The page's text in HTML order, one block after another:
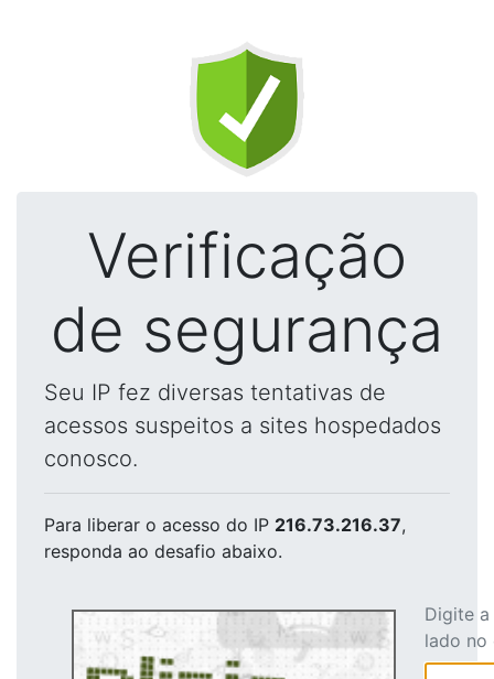
Verificação
de segurança
Seu IP fez diversas tentativas de
acessos suspeitos a sites hospedados
conosco.
Para liberar o acesso do IP 216.73.216.37,
responda ao desafio abaixo.
Digite
lado no